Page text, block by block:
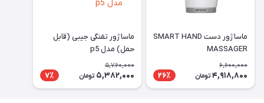
ماساژور دست SMART HAND
MASSAGER
6,600,000
4,918,800 تومان 26٪
ماساژور تفنگی جیبی (قابل
حمل) مدل p5
5,760,000
5,382,000 تومان 7٪